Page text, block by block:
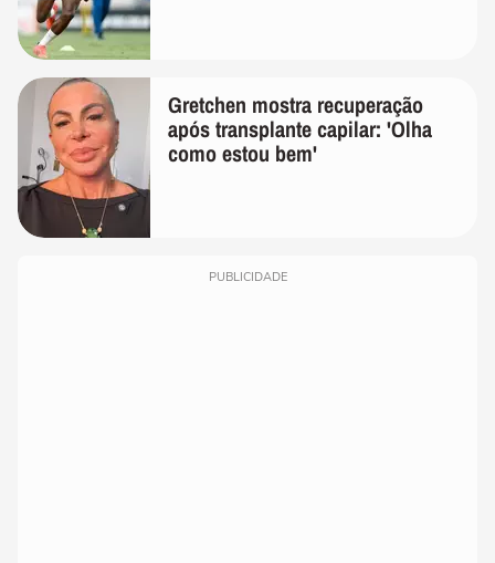
Gretchen mostra recuperação
após transplante capilar: 'Olha
como estou bem'
PUBLICIDADE